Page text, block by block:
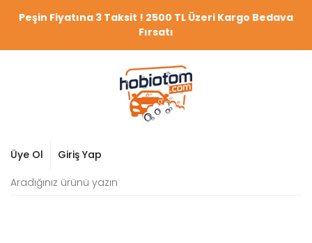
Peşin Fiyatına 3 Taksit ! 2500 TL Üzeri Kargo Bedava
Fırsatı
Üye Ol Giriş Yap